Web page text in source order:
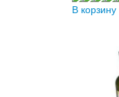
В корзину